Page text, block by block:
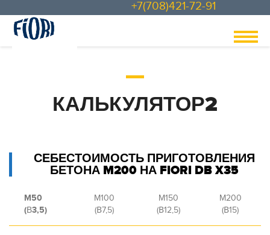
+7(708)421-72-91
КАЛЬКУЛЯТОР2
СЕБЕСТОИМОСТЬ ПРИГОТОВЛЕНИЯ
БЕТОНА M200 НА FIORI DB X35
M50
(В3,5)
M100
(В7,5)
M150
(В12,5)
M200
(В15)